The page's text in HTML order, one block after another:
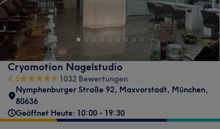
Cryomotion Nagelstudio
4,6
1032 Bewertungen
Nymphenburger Straße 92, Maxvorstadt, München,
80636
Geöffnet Heute: 10:00 - 19:30